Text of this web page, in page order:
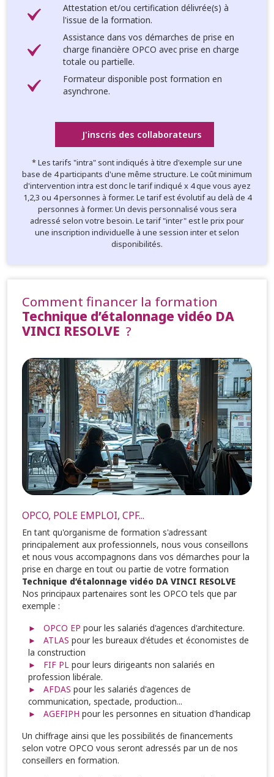
Attestation et/ou certification délivrée(s) à
l'issue de la formation.
Assistance dans vos démarches de prise en
charge financière OPCO avec prise en charge
totale ou partielle.
Formateur disponible post formation en
asynchrone.
J'inscris des collaborateurs
* Les tarifs "intra" sont indiqués à titre d'exemple sur une
base de 4 participants d'une même structure. Le coût minimum
d'intervention intra est donc le tarif indiqué x 4 que vous ayez
1,2,3 ou 4 personnes à former. Le tarif est évolutif au delà de 4
personnes à former. Un devis personnalisé vous sera
adressé selon votre besoin. Le tarif "inter" est le prix pour
une inscription individuelle à une session inter et selon
disponibilités.
Comment financer la formation
Technique d’étalonnage vidéo DA
VINCI RESOLVE ?
OPCO, POLE EMPLOI, CPF...
En tant qu'organisme de formation s'adressant
principalement aux professionnels, nous vous conseillons
et nous vous accompagnons dans vos démarches pour la
prise en charge en tout ou partie de votre formation
Technique d’étalonnage vidéo DA VINCI RESOLVE
Nos principaux partenaires sont les OPCO tels que par
exemple :
OPCO EP pour les salariés d'agences d'architecture.
ATLAS pour les bureaux d'études et économistes de
la construction
FIF PL pour leurs dirigeants non salariés en
profession libérale.
AFDAS pour les salariés d'agences de
communication, spectacle, production...
AGEFIPH pour les personnes en situation d'handicap
Un chiffrage ainsi que les possibilités de financements
selon votre OPCO vous seront adressés par un de nos
conseillers en formation.